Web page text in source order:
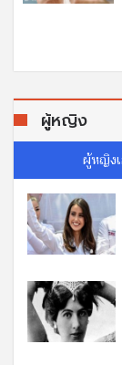
ผู้หญิง
ผู้หญิง